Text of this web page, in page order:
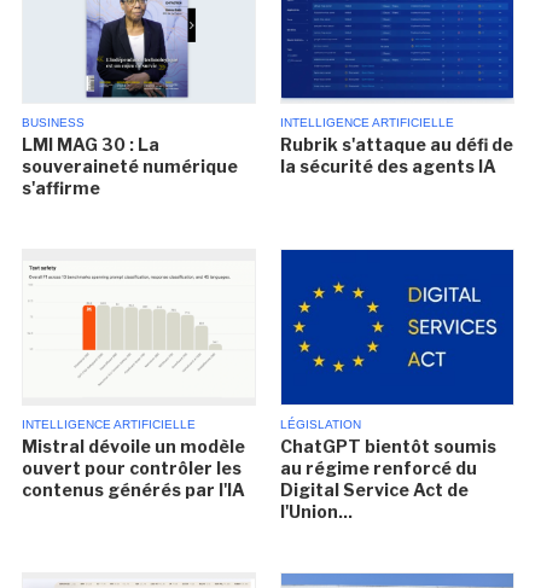
BUSINESS
LMI MAG 30 : La
souveraineté numérique
s'affirme
INTELLIGENCE ARTIFICIELLE
Rubrik s'attaque au défi de
la sécurité des agents IA
INTELLIGENCE ARTIFICIELLE
Mistral dévoile un modèle
ouvert pour contrôler les
contenus générés par l'IA
LÉGISLATION
ChatGPT bientôt soumis
au régime renforcé du
Digital Service Act de
l'Union...